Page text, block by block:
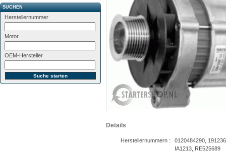
SUCHEN
Herstellernummer
Motor
OEM-Hersteller
Details
Herstellernummern :
0120484290,
IA1213, RE525689